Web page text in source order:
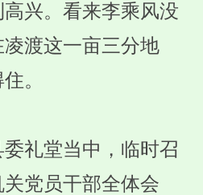
兴。看来李乘风没
渡这一亩三分地
。
礼堂当中，临时召
党员干部全体会